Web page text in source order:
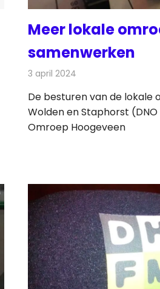
Meer lokale
samenwerken
3 april 2024
De besturen van de lokale
Wolden en Staphorst
Omroep Hoogeveen